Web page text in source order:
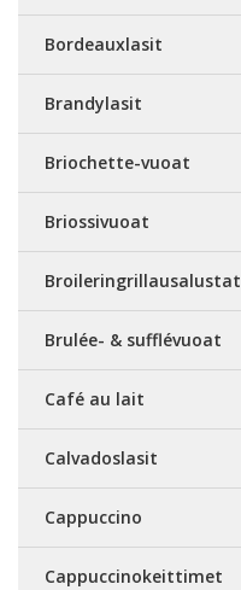
Bordeauxlasit
Brandylasit
Briochette-vuoat
Briossivuoat
Broileringrillausalustat
Brulée- & sufflévuoat
Café au lait
Calvadoslasit
Cappuccino
Cappuccinokeittimet